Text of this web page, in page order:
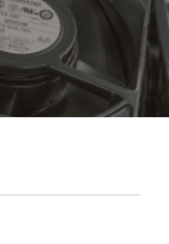
e
a
v
i
g
a
n